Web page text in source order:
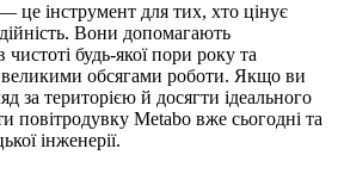
це інструмент для тих, хто цінує
Вони допомагають
будь-якої пори року та
великими обсягами роботи. Якщо ви
за територією й досягти ідеального
повітродувку Metabo вже сьогодні та
інженерії.